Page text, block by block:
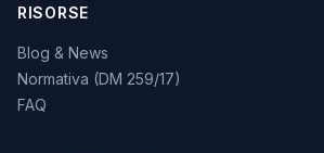
RISORSE
Blog & News
Normativa (DM 259/17)
FAQ